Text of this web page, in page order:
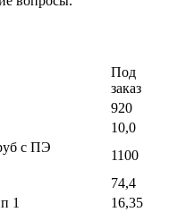
Под
заказ
920
10,0
с ПЭ
1100
74,4
1
16,35